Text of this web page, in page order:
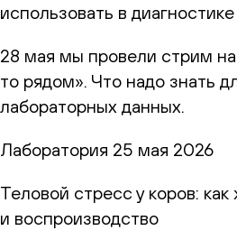
использовать в диагностике
28 мая мы провели стрим
то рядом». Что надо знать
лабораторных данных.
Лаборатория 25 мая 2026
Теловой стресс у коров:
и воспроизводство